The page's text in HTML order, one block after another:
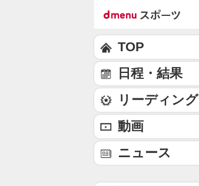
TOP
日程・結果
リーディング
動画
ニュース